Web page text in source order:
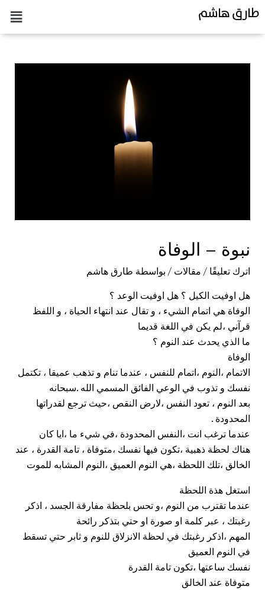
طارق هاشم
نبوة – الوفاة
اترك تعليقًا / مقالات / بواسطة طارق هاشم
هل اوفيت الكيل ؟ هل اوفيت الوعد ؟
الوفاة هي اتمام الشيء ، و تقال عند انتهاء الحياة ، و اللفظ
قرآني ،لم يكن في اللغة قديما
ما الذي يحدث عند النوم ؟
الوفاة
الاتمام ،النوم ،اتمام للنفس ، عندما تنام و تذهب عميقا ، تكتمل
نفسك و تذوب في الوعي الفائق المسمي الله .سبحانه
بعد النوم ، تعود النفس ،لارض النقص ،حيث ترجع لقدراتها
المحدودة .
عندما ترغب انت ،النفس المحدودة ،في شيء ما ،ايا كان
هناك لحظة ذهبية ،تكون فيها نفسك ،متوفاة ، تامة القدرة ، عند
الخالق ،تلك اللحظة ،هي النوم العميق ،النوم المشابه للموت
استغل هذة اللحظة
عندما تقترب من النوم ،و تحس بلحظة مفارقة الجسد ، اذكر
رغبتك ، عبر كلمة او صورة او حتي بتذكر رائحة
المهم ،اذكر رغبتك في لحظة الانزلاق للنوم و ثابر حتي تسقط
في النوم العميق
نفسك ساعتها ،تكون تامة القدرة
متوفاة عند الخالق